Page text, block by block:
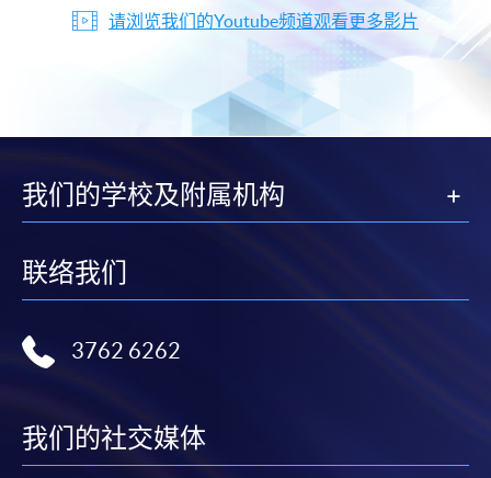
请浏览我们的Youtube频道观看更多影片
我们的学校及附属机构
联络我们
3762 6262
我们的社交媒体